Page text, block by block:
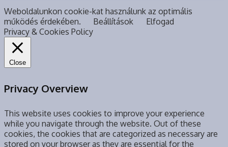
Weboldalunkon cookie-kat használunk az optimális
működés érdekében.
Beállítások
Elfogad
Privacy & Cookies Policy
Close
Privacy Overview
This website uses cookies to improve your experience
while you navigate through the website. Out of these
cookies, the cookies that are categorized as necessary are
stored on your browser as they are essential for the